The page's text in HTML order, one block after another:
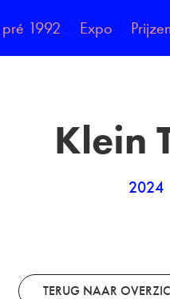
pré 1992 Expo Prijzen
Klein
2024
TERUG NAAR